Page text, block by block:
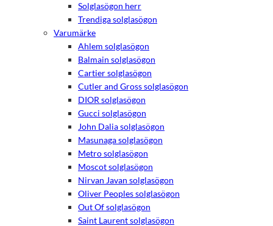
Solglasögon herr
Trendiga solglasögon
Varumärke
Ahlem solglasögon
Balmain solglasögon
Cartier solglasögon
Cutler and Gross solglasögon
DIOR solglasögon
Gucci solglasögon
John Dalia solglasögon
Masunaga solglasögon
Metro solglasögon
Moscot solglasögon
Nirvan Javan solglasögon
Oliver Peoples solglasögon
Out Of solglasögon
Saint Laurent solglasögon